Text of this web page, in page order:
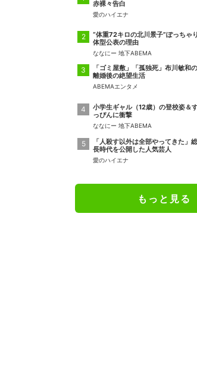
赤裸々告白
愛のハイエナ
“体重72キロの北川景子”ぽっちゃり
体型公表の理由
ななにー 地下ABEMA
「ゴミ屋敷」「孤独死」布川敏和の
離婚後の絶望生活
ABEMAエンタメ
小学生ギャル（12歳）の登校姿＆
っぴんに衝撃
ななにー 地下ABEMA
「人殺す以外は全部やってきた」総
長時代を公開した人気芸人
愛のハイエナ
もっと見る